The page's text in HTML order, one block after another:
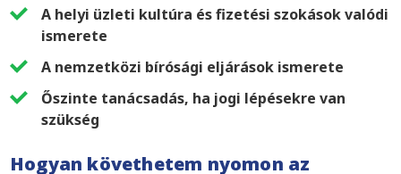
A helyi üzleti kultúra és fizetési szokások valódi
ismerete
A nemzetközi bírósági eljárások ismerete
Őszinte tanácsadás, ha jogi lépésekre van
szükség
Hogyan követhetem nyomon az